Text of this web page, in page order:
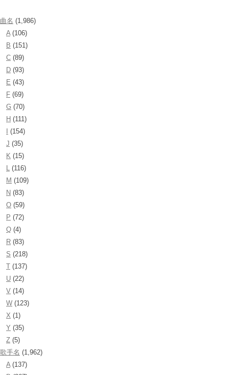
曲名 (1,986)
A(106)
B (151)
C (89)
D (93)
E (43)
F (69)
G (70)
H (111)
(154)
J (35)
K (15)
L (116)
M (109)
N (83)
O (59)
P (72)
Q (4)
R (83)
S (218)
T (137)
U (22)
V (14)
W (123)
X (1)
Y (35)
Z (5)
歌手名 (1,962)
A(137)